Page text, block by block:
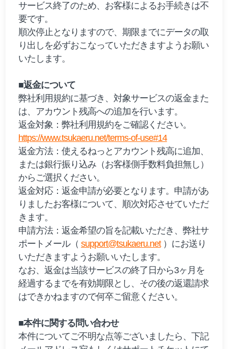
サービス終了のため、お客様によるお手続きは不
要です。
順次停止となりますので、期限までにデータの取
り出しを必ずおこなっていただきますようお願い
いたします。
■返金について
弊社利用規約に基づき、対象サービスの返金また
は、アカウント残高への追加を行います。
返金対象：弊社利用規約をご確認ください。
https://www.tsukaeru.net/terms-of-use#14
返金方法：使えるねっとアカウント残高に追加、
または銀行振り込み（お客様側手数料負担無し）
からご選択ください。
返金対応：返金申請が必要となります。申請があ
りましたお客様について、順次対応させていただ
きます。
申請方法：返金希望の旨を記載いただき、弊社サ
ポートメール（support@tsukaeru.net）にお送り
いただきますようお願いいたします。
なお、返金は当該サービスの終了日から3ヶ月を
経過するまでを有効期限とし、その後の返還請求
はできかねますので何卒ご留意ください。
■本件に関する問い合わせ
本件についてご不明な点等ございましたら、下記